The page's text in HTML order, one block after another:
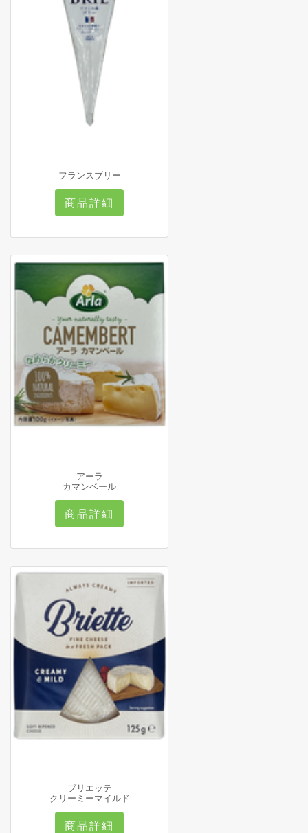
フランスブリー
商品詳細
アーラ
カマンベール
商品詳細
ブリエッテ
クリーミーマイルド
商品詳細